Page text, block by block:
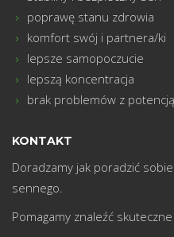
poprawę stanu zdrowia
komfort swój i partnera/ki
lepsze samopoczucie
lepszą koncentracja
brak problemów z potencją
KONTAKT
Doradzamy jak poradzić
sennego.
Pomagamy znaleźć